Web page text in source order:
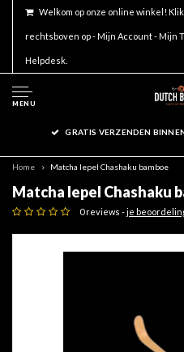
Welkom op onze online winkel!
rechtsboven op - Mijn Account - Mijn
Helpdesk.
MENU
GRATIS VERZENDEN
Home Matcha lepel Chashaku bamboe
Matcha lepel Chashaku
0 reviews -je